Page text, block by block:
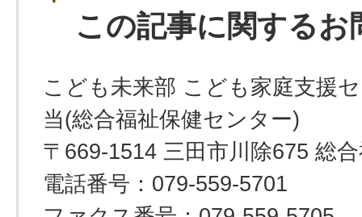
この記事に関するお
こども未来部 こども家庭支援
当(総合福祉保健センター)
〒669-1514 三田市川除675 総
電話番号：079-559-5701